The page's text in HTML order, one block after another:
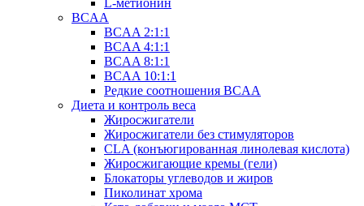
L-метионин
BCAA
BCAA 2:1:1
BCAA 4:1:1
BCAA 8:1:1
BCAA 10:1:1
Редкие соотношения BCAA
Диета и контроль веса
Жиросжигатели
Жиросжигатели без стимуляторов
CLA (конъюгированная линолевая кислота)
Жиросжигающие кремы (гели)
Блокаторы углеводов и жиров
Пиколинат хрома